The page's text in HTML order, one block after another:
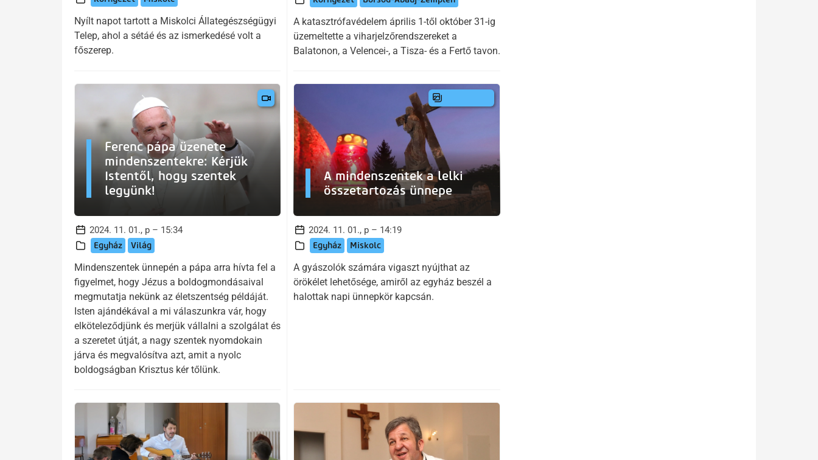
Nyílt napot tartott a Miskolci Állategészségügyi
Telep, ahol a sétáé és az ismerkedésé volt a
főszerep.
A katasztrófavédelem április 1-től október 31-ig
üzemeltette a viharjelzőrendszereket a
Balatonon, a Velencei-, a Tisza- és a Fertő tavon.
Ferenc pápa üzenete
mindenszentekre: Kérjük
Istentől, hogy szentek
legyünk!
2024. 11. 01., p – 15:34
Egyház Világ
Mindenszentek ünnepén a pápa arra hívta fel a
figyelmet, hogy Jézus a boldogmondásaival
megmutatja nekünk az életszentség példáját.
Isten ajándékával a mi válaszunkra vár, hogy
elköteleződjünk és merjük vállalni a szolgálat és
a szeretet útját, a nagy szentek nyomdokain
járva és megvalósítva azt, amit a nyolc
boldogságban Krisztus kér tőlünk.
A mindenszentek a lelki
összetartozás ünnepe
2024. 11. 01., p – 14:19
Egyház Miskolc
A gyászolók számára vigaszt nyújthat az
örökélet lehetősége, amiről az egyház beszél a
halottak napi ünnepkör kapcsán.